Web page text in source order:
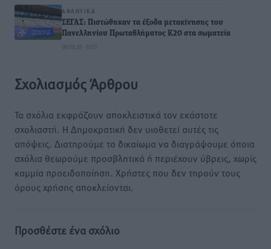
ΑΘΛΗΤΙΚΆ
ΣΕΓΑΣ: Πιστώθηκαν τα έξοδα μετακίνησης του
Πανελληνίου Πρωταθλήματος Κ20 στα σωματεία
08.08.26 · 10:51
Σχολιασμός Άρθρου
Τα σχόλια εκφράζουν αποκλειστικά τον εκάστοτε
σχολιαστή. Η Δημοκρατική δεν υιοθετεί αυτές τις
απόψεις. Διατηρούμε το δικαίωμα να διαγράψουμε όποια
σχόλια θεωρούμε προσβλητικά ή περιέχουν ύβρεις, χωρίς
καμμία προειδοποίηση. Χρήστες που δεν τηρούν τους
όρους χρήσης αποκλείονται.
Προσθέστε ένα σχόλιο